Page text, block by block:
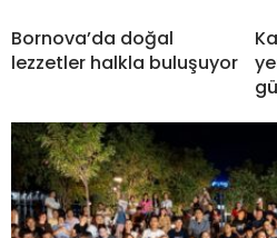
Bornova’da doğal
lezzetler halkla buluşuyor